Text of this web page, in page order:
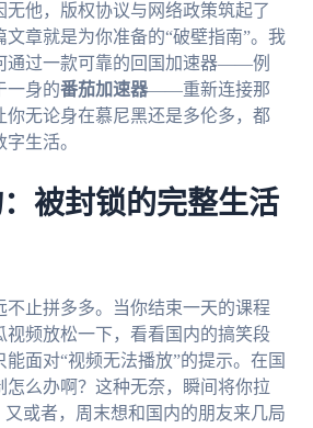
无他，版权协议与网络政策筑起了
文章就是为你准备的“破壁指南”。我
通过一款可靠的回国加速器——例
一身的番茄加速器——重新连接那
你无论身在慕尼黑还是多伦多，都
生活。
被封锁的完整生活
不止拼多多。当你结束一天的课程
视频放松一下，看看国内的搞笑段
面对“视频无法播放”的提示。在国
怎么办啊？这种无奈，瞬间将你拉
又或者，周末想和国内的朋友来几局